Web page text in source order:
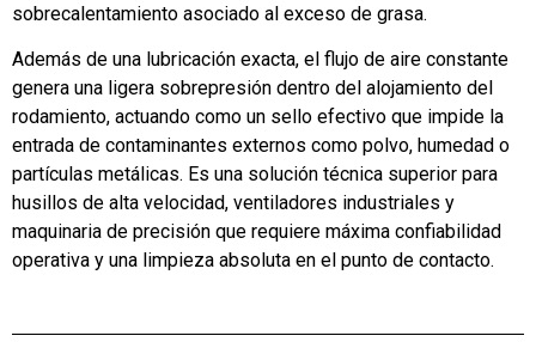
sobrecalentamiento asociado al exceso de grasa.
Además de una lubricación exacta, el flujo de aire constante
genera una ligera sobrepresión dentro del alojamiento del
rodamiento, actuando como un sello efectivo que impide la
entrada de contaminantes externos como polvo, humedad o
partículas metálicas. Es una solución técnica superior para
husillos de alta velocidad, ventiladores industriales y
maquinaria de precisión que requiere máxima confiabilidad
operativa y una limpieza absoluta en el punto de contacto.